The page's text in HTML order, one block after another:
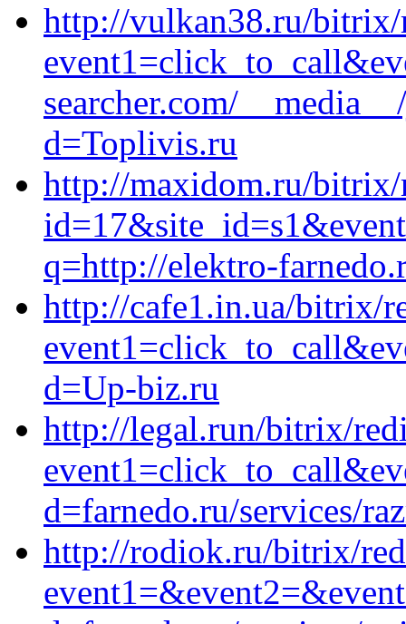
http://vulkan38.ru/bitrix/
searcher.com/
d=Toplivis.ru
http://maxidom.ru/bitrix/
q=http://elektro-
http://cafe1.in.ua/bitrix/
d=Up-biz.ru
http://legal.run/bitrix/
d=farnedo.ru/services/
http://rodiok.ru/bitrix/